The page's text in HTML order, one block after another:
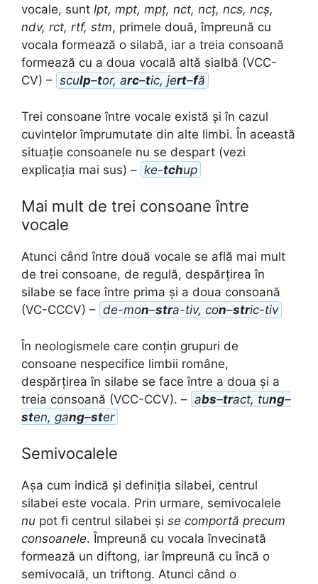
vocale, sunt lpt, mpt, mpț, nct, ncț, ncs, ncș,
ndv, rct, rtf, stm, primele două, împreună cu
vocala formează o silabă, iar a treia consoană
formează cu a doua vocală altă sialbă (VCC-
CV) – sculp–tor, arc–tic, jert–fă
Trei consoane între vocale există și în cazul
cuvintelor împrumutate din alte limbi. În această
situație consoanele nu se despart (vezi
explicația mai sus) – ke-tchup
Mai mult de trei consoane între
vocale
Atunci când între două vocale se află mai mult
de trei consoane, de regulă, despărțirea în
silabe se face între prima și a doua consoană
(VC-CCCV) – de-mon–stra-tiv, con–stric-tiv
În neologismele care conțin grupuri de
consoane nespecifice limbii române,
despărțirea în silabe se face între a doua și a
treia consoană (VCC-CCV). – abs–tract, tung–
sten, gang–ster
Semivocalele
Așa cum indică și definiția silabei, centrul
silabei este vocala. Prin urmare, semivocalele
nu pot fi centrul silabei și se comportă precum
consoanele. Împreună cu vocala învecinată
formează un diftong, iar împreună cu încă o
semivocală, un triftong. Atunci când o